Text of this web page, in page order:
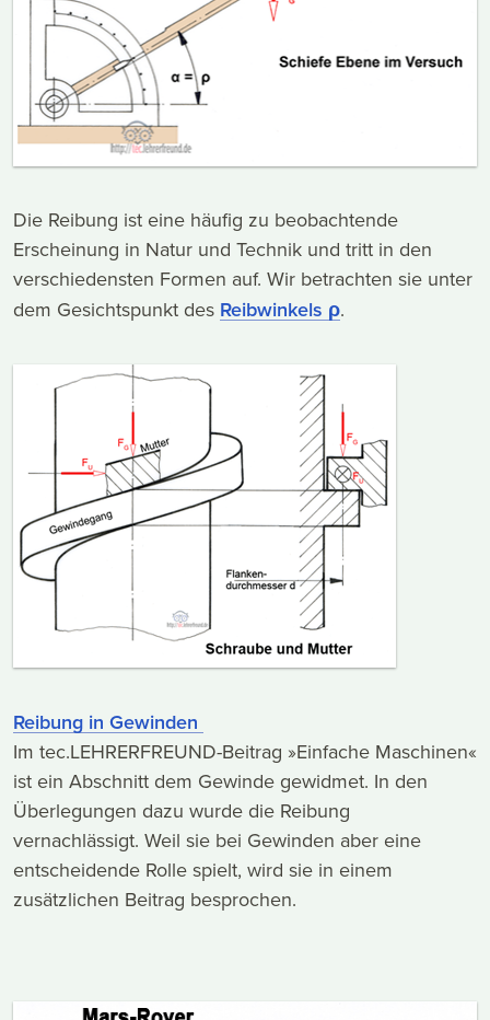
Die Reibung ist eine häufig zu beobachtende
Erscheinung in Natur und Technik und tritt in den
verschiedensten Formen auf. Wir betrachten sie unter
dem Gesichtspunkt des Reibwinkels ρ.
Reibung in Gewinden
Im tec.LEHRERFREUND-Beitrag »Einfache Maschinen«
ist ein Abschnitt dem Gewinde gewidmet. In den
Überlegungen dazu wurde die Reibung
vernachlässigt. Weil sie bei Gewinden aber eine
entscheidende Rolle spielt, wird sie in einem
zusätzlichen Beitrag besprochen.